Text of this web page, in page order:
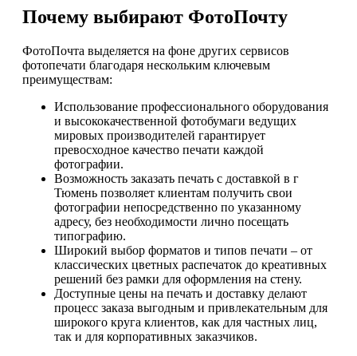
Почему выбирают ФотоПочту
ФотоПочта выделяется на фоне других сервисов
фотопечати благодаря нескольким ключевым
преимуществам:
Использование профессионального оборудования
и высококачественной фотобумаги ведущих
мировых производителей гарантирует
превосходное качество печати каждой
фотографии.
Возможность заказать печать с доставкой в г
Тюмень позволяет клиентам получить свои
фотографии непосредственно по указанному
адресу, без необходимости лично посещать
типографию.
Широкий выбор форматов и типов печати – от
классических цветных распечаток до креативных
решений без рамки для оформления на стену.
Доступные цены на печать и доставку делают
процесс заказа выгодным и привлекательным для
широкого круга клиентов, как для частных лиц,
так и для корпоративных заказчиков.